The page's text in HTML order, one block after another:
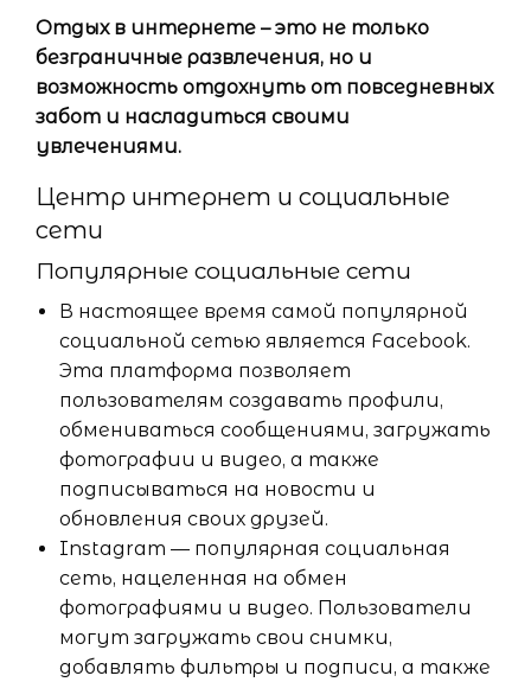
Отдых в интернете – это не только
безграничные развлечения, но и
возможность отдохнуть от повседневных
забот и насладиться своими
увлечениями.
Центр интернет и социальные
сети
Популярные социальные сети
В настоящее время самой популярной
социальной сетью является Facebook.
Эта платформа позволяет
пользователям создавать профили,
обмениваться сообщениями, загружать
фотографии и видео, а также
подписываться на новости и
обновления своих друзей.
Instagram — популярная социальная
сеть, нацеленная на обмен
фотографиями и видео. Пользователи
могут загружать свои снимки,
добавлять фильтры и подписи, а также